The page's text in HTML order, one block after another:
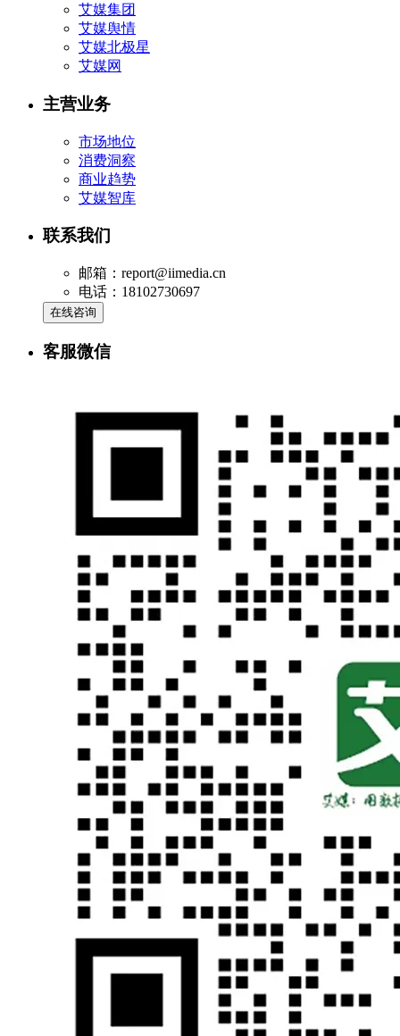
艾媒集团
艾媒舆情
艾媒北极星
艾媒网
主营业务
市场地位
消费洞察
商业趋势
艾媒智库
联系我们
邮箱：report@iimedia.cn
电话：18102730697
在线咨询
客服微信